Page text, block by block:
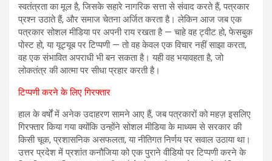
स्वतंत्रता का मूल है, जिसके सहारे नागरिक सत्ता से संवाद करते हैं, पत्रकार
प्रश्न उठाते हैं, और समाज चेतना अर्जित करता है। लेकिन आज जब एक
पत्रकार सोशल मीडिया पर अपनी राय रखता है — चाहे वह ट्वीट हो, फेसबुक
पोस्ट हो, या यूट्यूब पर टिप्पणी — तो वह केवल एक विचार नहीं साझा करता,
वह एक संभावित अपराधी भी बन सकता है। यही वह भयावहता है, जो
लोकतंत्र की आत्मा पर सीधा प्रहार करती है।
टिप्पणी करने के लिए गिरफ्तार
हाल के वर्षों में अनेक उदाहरण सामने आए हैं, जब पत्रकारों को महज़ इसलिए
गिरफ्तार किया गया क्योंकि उन्होंने सोशल मीडिया के माध्यम से सरकार की
किसी चूक, प्रशासनिक असफलता, या नीतिगत निर्णय पर सवाल उठाया था।
उत्तर प्रदेश में प्रशांत कनौजिया को एक पुराने वीडियो पर टिप्पणी करने के